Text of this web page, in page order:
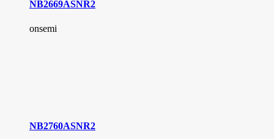
NB2669ASNR2
onsemi
NB2760ASNR2